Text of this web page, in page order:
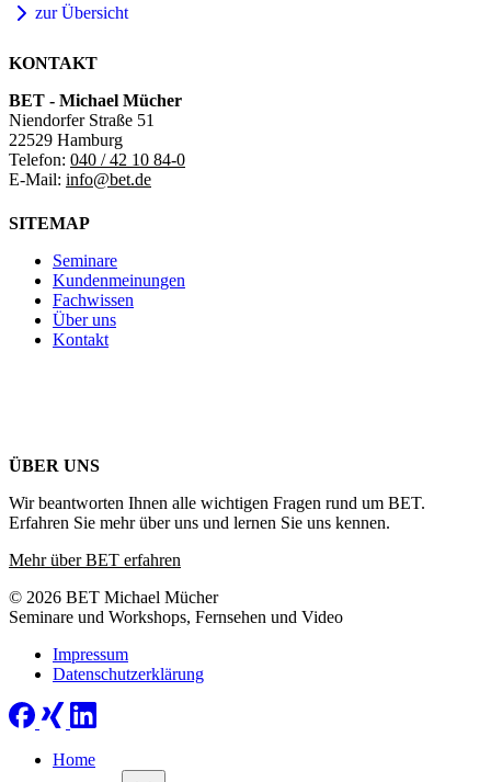
zur Übersicht
KONTAKT
BET - Michael Mücher
Niendorfer Straße 51
22529 Hamburg
Telefon: 040 / 42 10 84-0
E-Mail: info@bet.de
SITEMAP
Seminare
Kundenmeinungen
Fachwissen
Über uns
Kontakt
ÜBER UNS
Wir beantworten Ihnen alle wichtigen Fragen rund um BET.
Erfahren Sie mehr über uns und lernen Sie uns kennen.
Mehr über BET erfahren
© 2026 BET Michael Mücher
Seminare und Workshops, Fernsehen und Video
Impressum
Datenschutzerklärung
Home